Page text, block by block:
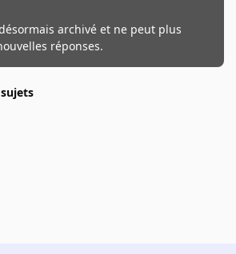
archivé et ne peut plus
réponses.